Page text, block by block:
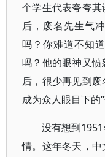
个学生代表夸夸
后，废名先生气
吗？你难道不知
吗？他的眼神又
后，很少再见到
成为众人眼目下的
没有想到
情。这年冬天，